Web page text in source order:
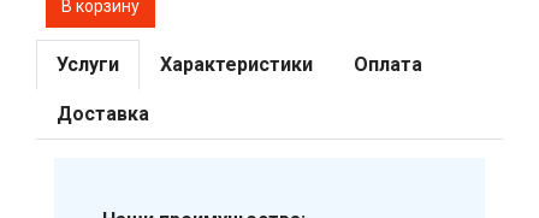
Услуги Характеристики Оплата
Доставка